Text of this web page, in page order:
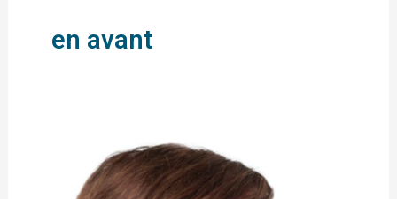
en avant